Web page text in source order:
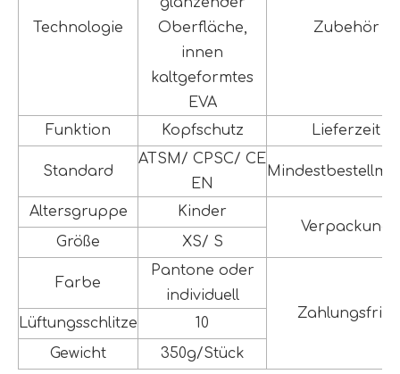
Technologie
Oberfläche,
innen
kaltgeformtes
EVA
Zubehör
Funktion Kopfschutz Lieferzeit
Standard
ATSM/ CPSC/ CE
EN
Altersgruppe
Kinder
Verpackung
Größe
XS/ S
Farbe
Pantone oder
individuell
Zahlungsfrist
Lüftungsschlitze
10
Gewicht
350g/Stück